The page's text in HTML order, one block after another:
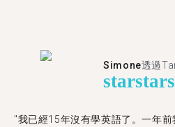
Simone透過
starstar
"我已經15年沒有學英語了。一年